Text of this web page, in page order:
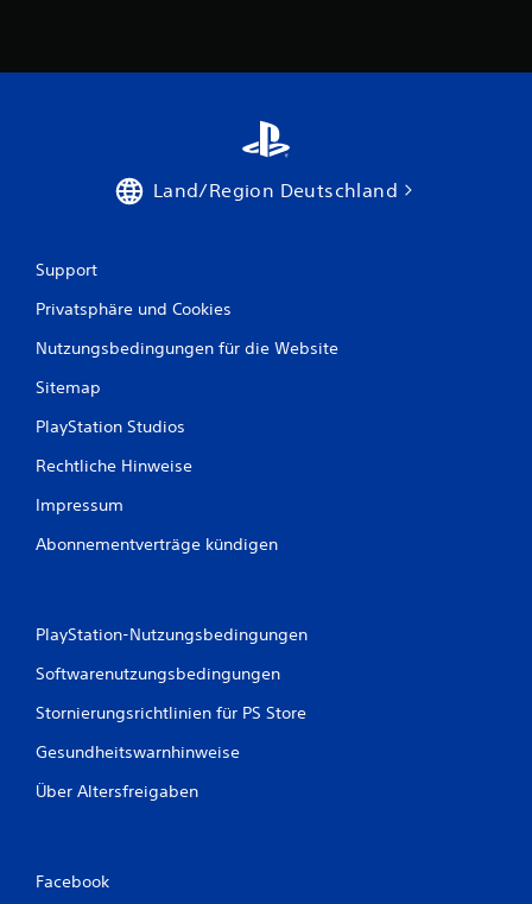
Land/Region Deutschland
Support
Privatsphäre und Cookies
Nutzungsbedingungen für die Website
Sitemap
PlayStation Studios
Rechtliche Hinweise
Impressum
Abonnementverträge kündigen
PlayStation-Nutzungsbedingungen
Softwarenutzungsbedingungen
Stornierungsrichtlinien für PS Store
Gesundheitswarnhinweise
Über Altersfreigaben
Facebook